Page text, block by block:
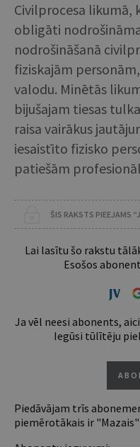
Civilprocesa likumā,
obligāti
nodrošināšanā
fiziskajām
valodu. Minētās
bijušajam tiesas
raisa vairākus
iesaistīto fizisko
patiešām
ŠIS RAKSTS PIEEJAMS
Lai lasītu šo rakstu
Esošos
Ja vēl neesi abonents,
Iegūsi tūlītēju
Piedāvājam trīs
piemērotākais ir "Mazais"